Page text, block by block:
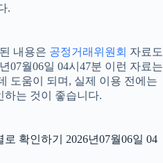
.
내용은 공정거래위원회 자료도
07월06일 04시47분 이런 자료는
도움이 되며, 실제 이용 전에는
하는 것이 좋습니다.
확인하기 2026년07월06일 04